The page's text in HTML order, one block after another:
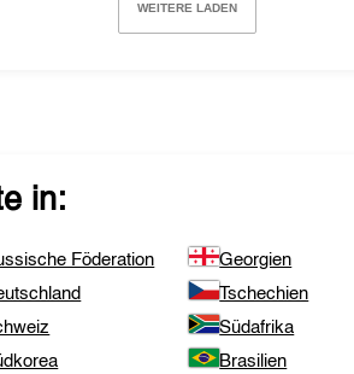
WEITERE LADEN
in:
Föderation Georgien
Tschechien
Südafrika
Brasilien